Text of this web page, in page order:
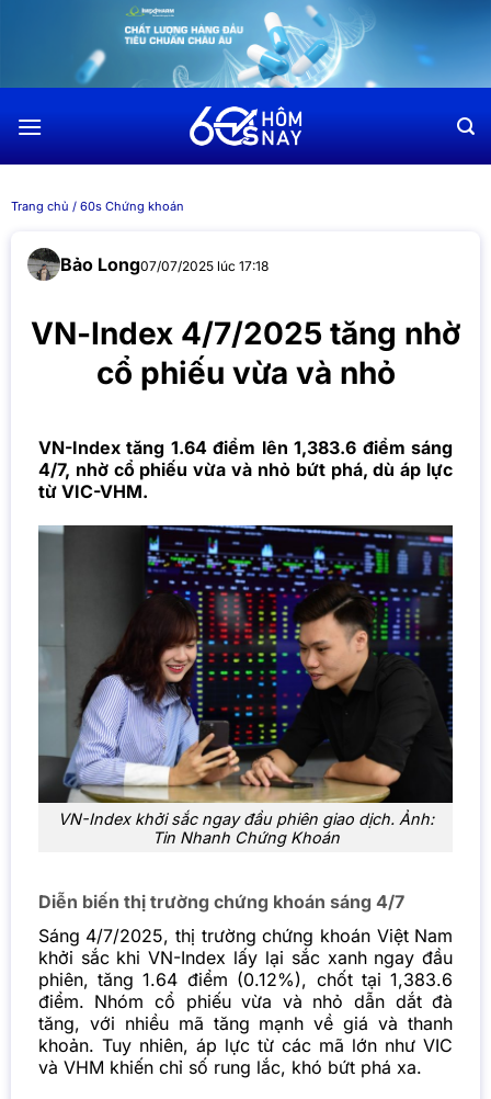
dung
Trang chủ / 60s Chứng khoán
Bảo Long07/07/2025 lúc 17:18
VN-Index 4/7/2025 tăng nhờ
cổ phiếu vừa và nhỏ
VN-Index tăng 1.64 điểm lên 1,383.6 điểm sáng
4/7, nhờ cổ phiếu vừa và nhỏ bứt phá, dù áp lực
từ VIC-VHM.
VN-Index khởi sắc ngay đầu phiên giao dịch. Ảnh:
Tin Nhanh Chứng Khoán
Diễn biến thị trường chứng khoán sáng 4/7
Sáng 4/7/2025, thị trường chứng khoán Việt Nam
khởi sắc khi VN-Index lấy lại sắc xanh ngay đầu
phiên, tăng 1.64 điểm (0.12%), chốt tại 1,383.6
điểm. Nhóm cổ phiếu vừa và nhỏ dẫn dắt đà
tăng, với nhiều mã tăng mạnh về giá và thanh
khoản. Tuy nhiên, áp lực từ các mã lớn như VIC
và VHM khiến chỉ số rung lắc, khó bứt phá xa.